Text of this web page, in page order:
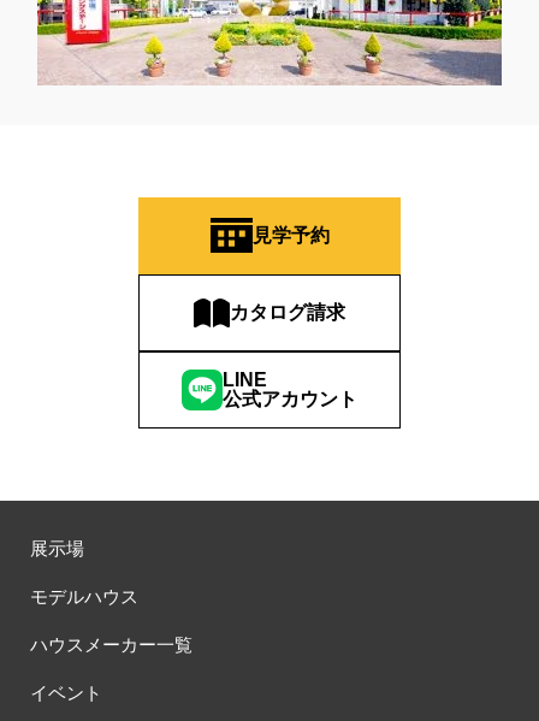
見学予約
カタログ請求
LINE
公式アカウント
展示場
モデルハウス
ハウスメーカー一覧
イベント